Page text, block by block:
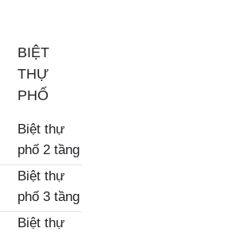
BIỆT
THỰ
PHỐ
Biệt thự
phố 2 tầng
Biệt thự
phố 3 tầng
Biệt thự